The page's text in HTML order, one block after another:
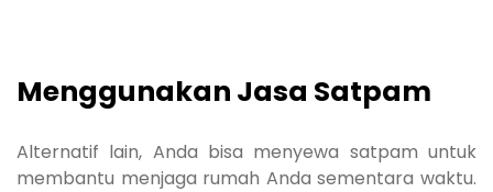
Menggunakan Jasa Satpam
Alternatif lain, Anda bisa menyewa satpam untuk
membantu menjaga rumah Anda sementara waktu.